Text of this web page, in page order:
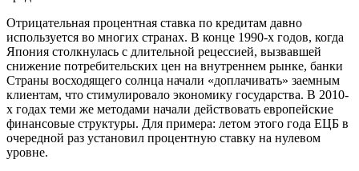
Отрицательная процентная ставка по кредитам давно
используется во многих странах. В конце 1990-х годов, когда
Япония столкнулась с длительной рецессией, вызвавшей
снижение потребительских цен на внутреннем рынке, банки
Страны восходящего солнца начали «доплачивать» заемным
клиентам, что стимулировало экономику государства. В 2010-
х годах теми же методами начали действовать европейские
финансовые структуры. Для примера: летом этого года ЕЦБ в
очередной раз установил процентную ставку на нулевом
уровне.